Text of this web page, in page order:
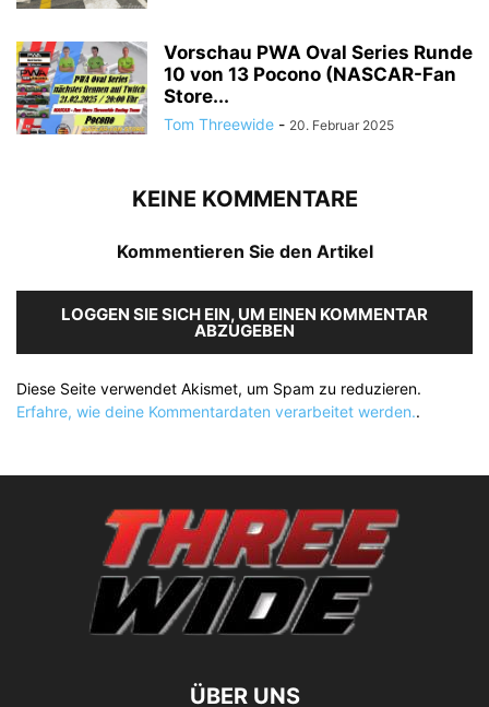
Vorschau PWA Oval Series Runde
10 von 13 Pocono (NASCAR-Fan
Store...
Tom Threewide - 20. Februar 2025
KEINE KOMMENTARE
Kommentieren Sie den Artikel
LOGGEN SIE SICH EIN, UM EINEN KOMMENTAR
ABZUGEBEN
Diese Seite verwendet Akismet, um Spam zu reduzieren.
Erfahre, wie deine Kommentardaten verarbeitet werden..
ÜBER UNS